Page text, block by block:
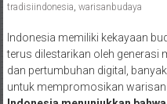
tradisiindonesia warisanbudaya
Indonesia memiliki kekayaan
terus dilestarikan oleh generasi
dan pertumbuhan digital,
untuk mempromosikan warisan